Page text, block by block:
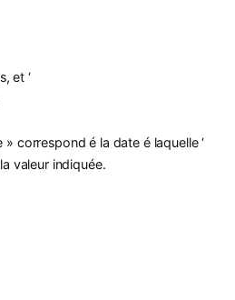
et ‘
» correspond é la date é laquelle ‘
valeur indiquée.